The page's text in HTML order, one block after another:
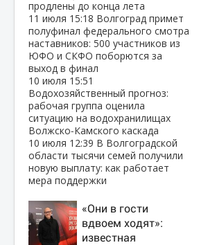
продлены до конца лета
11 июля 15:18 Волгоград примет
полуфинал федерального смотра
наставников: 500 участников из
ЮФО и СКФО поборются за
выход в финал
10 июля 15:51
Водохозяйственный прогноз:
рабочая группа оценила
ситуацию на водохранилищах
Волжско‑Камского каскада
10 июля 12:39 В Волгоградской
области тысячи семей получили
новую выплату: как работает
мера поддержки
«Они в гости
вдвоем ходят»:
известная